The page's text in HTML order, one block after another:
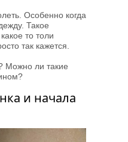
Особенно когда
Такое
то толи
так кажется.
Можно ли такие
и начала